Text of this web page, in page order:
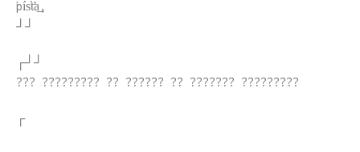
́pís̕t̛a͢,
┘┘
┌┘┘
??? ????????? ?? ?????? ?? ??????? ?????????
┌